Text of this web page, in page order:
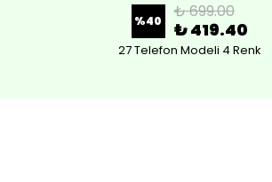
%40 ₺ 699.00
₺ 419.40
27 Telefon Modeli 4 Renk